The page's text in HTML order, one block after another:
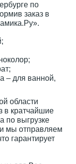
по
заказ в
– для ванной,
области
в кратчайшие
по выгрузке
мы отправляем
гарантирует